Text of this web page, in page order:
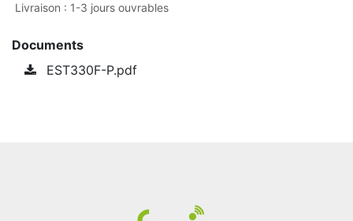
Livraison : 1-3 jours ouvrables
Documents
EST330F-P.pdf